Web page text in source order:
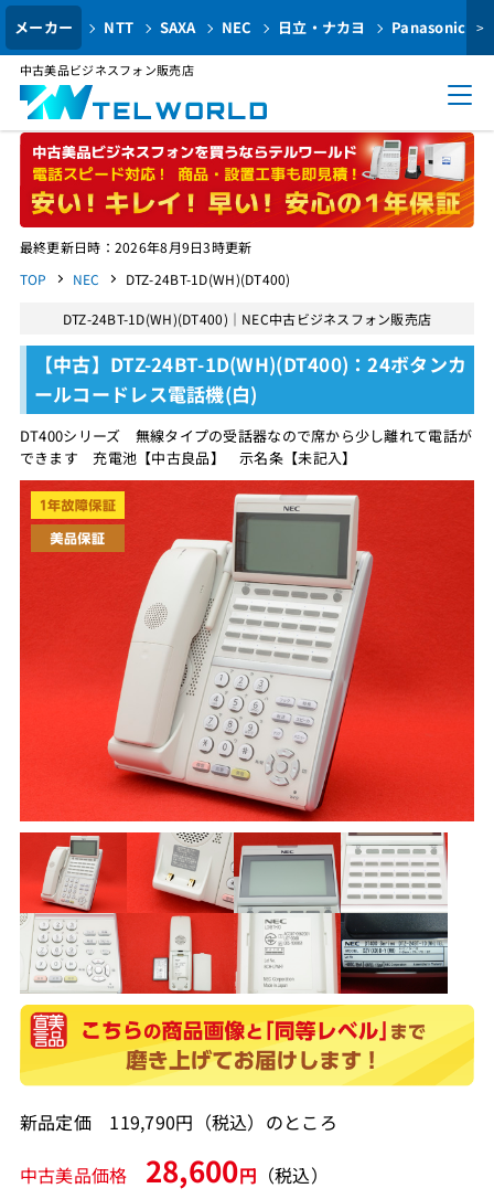
メーカー NTT SAXA NEC 日立・ナカヨ Panasonic >
中古美品ビジネスフォン販売店
最終更新日時：2026年8月9日3時更新
TOP
NEC DTZ-24BT-1D(WH)(DT400)
DTZ-24BT-1D(WH)(DT400)｜NEC中古ビジネスフォン販売店
【中古】DTZ-24BT-1D(WH)(DT400)：24ボタンカ
ールコードレス電話機(白)
DT400シリーズ 無線タイプの受話器なので席から少し離れて電話が
できます 充電池【中古良品】 示名条【未記入】
新品定価 119,790円（税込）のところ
中古美品価格 28,600円 （税込）